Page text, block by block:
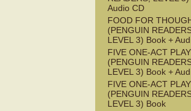
Audio CD
FOOD FOR
(PENGUIN
LEVEL 3) Book +
FIVE ONE-ACT
(PENGUIN
LEVEL 3) Book +
FIVE ONE-ACT
(PENGUIN
LEVEL 3) Book